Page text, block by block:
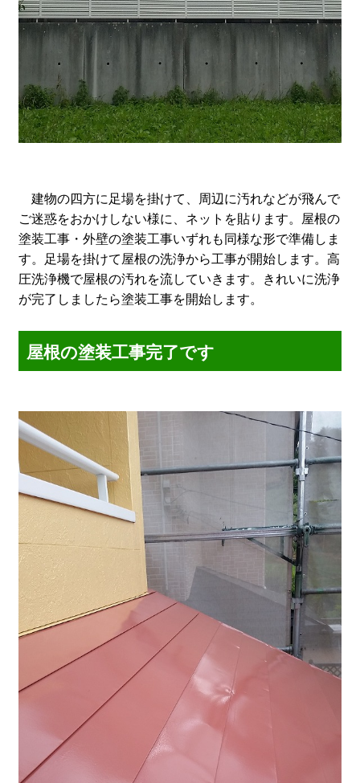
建物の四方に足場を掛けて、周辺に汚れなどが飛んで
ご迷惑をおかけしない様に、ネットを貼ります。屋根の
塗装工事・外壁の塗装工事いずれも同様な形で準備しま
す。足場を掛けて屋根の洗浄から工事が開始します。高
圧洗浄機で屋根の汚れを流していきます。きれいに洗浄
が完了しましたら塗装工事を開始します。
屋根の塗装工事完了です